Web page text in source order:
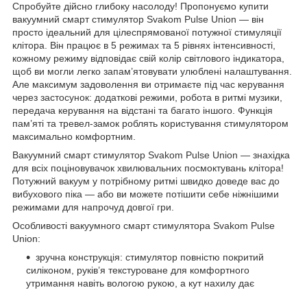
Спробуйте дійсно глибоку насолоду! Пропонуємо купити
вакуумний смарт стимулятор Svakom Pulse Union — він
просто ідеальний для цілеспрямованої потужної стимуляції
клітора. Він працює в 5 режимах та 5 рівнях інтенсивності,
кожному режиму відповідає свій колір світлового індикатора,
щоб ви могли легко запам’ятовувати улюблені налаштування.
Але максимум задоволення ви отримаєте під час керування
через застосунок: додаткові режими, робота в ритмі музики,
передача керування на відстані та багато іншого. Функція
пам’яті та тревел-замок роблять користування стимулятором
максимально комфортним.
Вакуумний смарт стимулятор Svakom Pulse Union — знахідка
для всіх поціновувачок хвилювальних посмоктувань клітора!
Потужний вакуум у потрібному ритмі швидко доведе вас до
вибухового піка — або ви можете потішити себе ніжнішими
режимами для напрочуд довгої гри.
Особливості вакуумного смарт стимулятора Svakom Pulse
Union:
зручна конструкція: стимулятор повністю покритий
силіконом, руків’я текстуроване для комфортного
утримання навіть вологою рукою, а кут нахилу дає